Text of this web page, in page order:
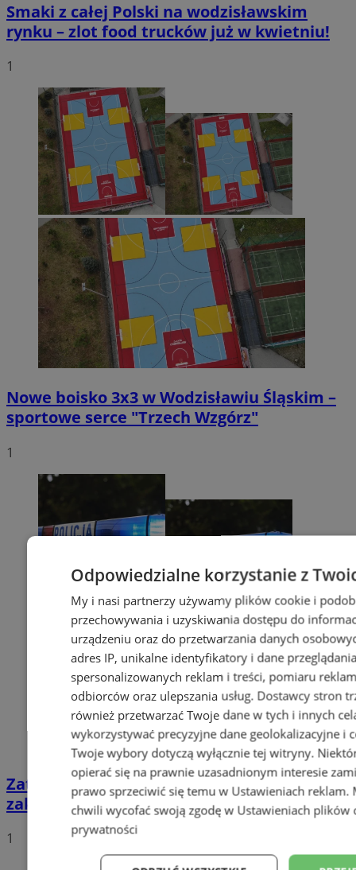
Smaki z całej Polski na wodzisławskim
rynku – zlot food trucków już w kwietniu!
1
Nowe boisko 3x3 w Wodzisławiu Śląskim –
sportowe serce "Trzech Wzgórz"
1
Zatrzymany za złamanie podwójnego
zakazu prowadzenia pojazdów!
1
Odpowiedzialne korzystanie z
My i nasi partnerzy używamy plików cookie i
przechowywania i uzyskiwania dostępu do
urządzeniu oraz do przetwarzania danych
adres IP, unikalne identyfikatory i dane
spersonalizowanych reklam i treści, pomiaru
odbiorców oraz ulepszania usług. Dostawcy stron
również przetwarzać Twoje dane w tych i innych
wykorzystywać precyzyjne dane geolokalizacyjne i
Twoje wybory dotyczą wyłącznie tej witryny.
opierać się na prawnie uzasadnionym interesie
prawo sprzeciwić się temu w Ustawieniach reklam.
chwili wycofać swoją zgodę w Ustawieniach plików
prywatności